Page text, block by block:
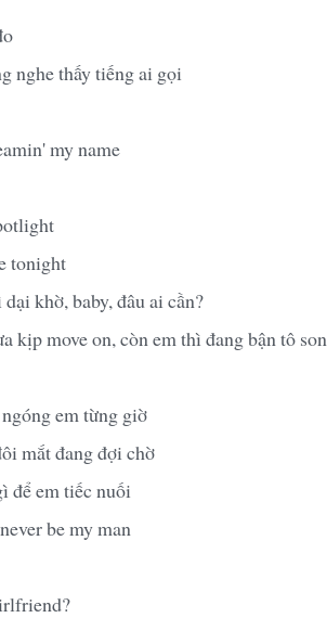
nghe thấy tiếng ai gọi
my name
tonight
khờ, baby, đâu ai cần?
kịp move on, còn em thì đang bận tô son
em từng giờ
mắt đang đợi chờ
để em tiếc nuối
be my man